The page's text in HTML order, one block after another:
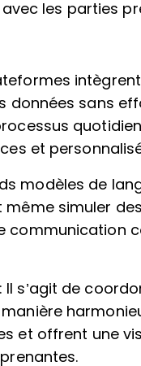
les parties
données sans
et
modèles de
simuler
communication
Il s’agit de
et offrent une